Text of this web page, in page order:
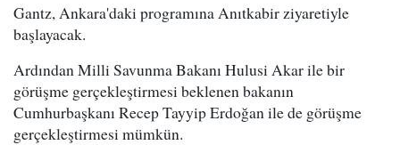
Gantz, Ankara'daki programına Anıtkabir ziyaretiyle
başlayacak.
Ardından Milli Savunma Bakanı Hulusi Akar ile bir
görüşme gerçekleştirmesi beklenen bakanın
Cumhurbaşkanı Recep Tayyip Erdoğan ile de görüşme
gerçekleştirmesi mümkün.